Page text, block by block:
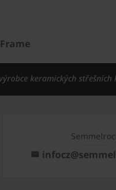
keramických střešních